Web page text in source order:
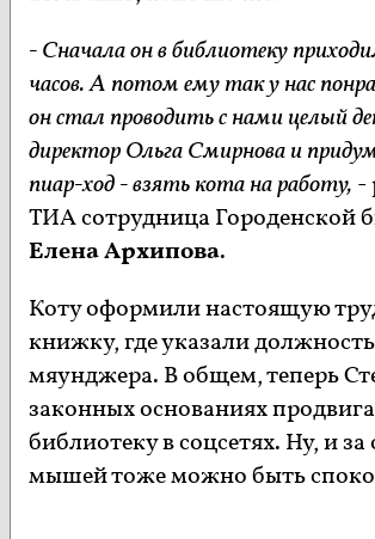
- Сначала он в библиотеку
часов. А потом ему так у нас
он стал проводить с нами целый
директор Ольга Смирнова и
пиар-ход - взять кота на работу, -
ТИА сотрудница Городенской
Елена Архипова.
Коту оформили настоящую
книжку, где указали
мяунджера. В общем, теперь
законных основаниях
библиотеку в соцсетях. Ну, и за
мышей тоже можно быть